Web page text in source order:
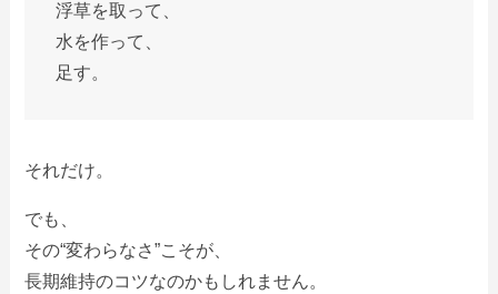
浮草を取って、
水を作って、
足す。
それだけ。
でも、
その“変わらなさ”こそが、
長期維持のコツなのかもしれません。